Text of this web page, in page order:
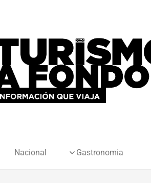
Nacional Gastronomia